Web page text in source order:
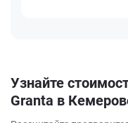
Узнайте
Granta в